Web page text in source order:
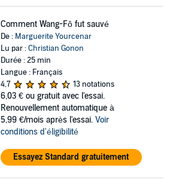
Comment Wang-Fô fut sauvé
De : Marguerite Yourcenar
Lu par :Christian Gonon
Durée : 25 min
Langue : Français
4,7
13 notations
6,03 € ou gratuit avec l'essai.
Renouvellement automatique à
5,99 €/mois après l'essai. Voir
conditions d'éligibilité
Essayez Standard gratuitement